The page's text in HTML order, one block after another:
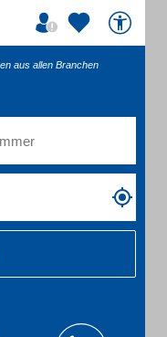
aus allen Branchen